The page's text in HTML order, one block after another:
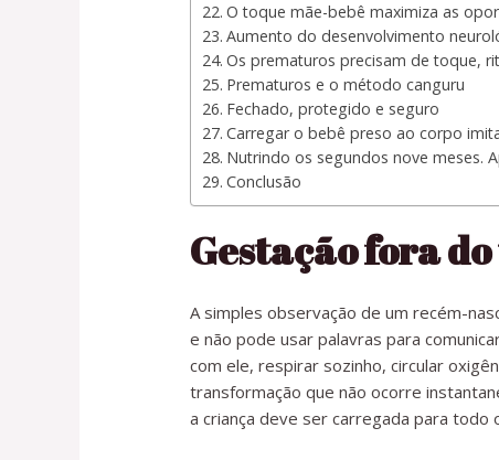
O toque mãe-bebê maximiza as
Aumento do desenvolvimento
Os prematuros precisam de toque,
Prematuros e o método canguru
Fechado, protegido e seguro
Carregar o bebê preso ao corpo
Nutrindo os segundos nove meses.
Conclusão
Gestação fora
A simples observação de um recém-
e não pode usar palavras para
com ele, respirar sozinho, circular
transformação que não ocorre
a criança deve ser carregada para todo